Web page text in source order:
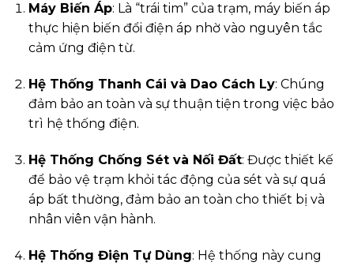
Máy Biến Áp: Là “trái tim” của trạm, máy biến áp
thực hiện biến đổi điện áp nhờ vào nguyên tắc
cảm ứng điện từ.
Hệ Thống Thanh Cái và Dao Cách Ly: Chúng
đảm bảo an toàn và sự thuận tiện trong việc bảo
trì hệ thống điện.
Hệ Thống Chống Sét và Nối Đất: Được thiết kế
để bảo vệ trạm khỏi tác động của sét và sự quá
áp bất thường, đảm bảo an toàn cho thiết bị và
nhân viên vận hành.
Hệ Thống Điện Tự Dùng: Hệ thống này cung